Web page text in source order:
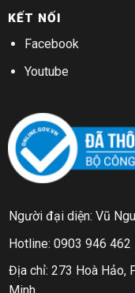
KẾT NỐI
Facebook
Youtube
Người đại diện: Vũ
Hotline: 0903 946 462
Địa chỉ: 273 Hoà Hảo,